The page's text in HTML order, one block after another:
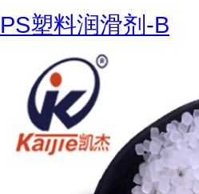
PS塑料润滑剂-B